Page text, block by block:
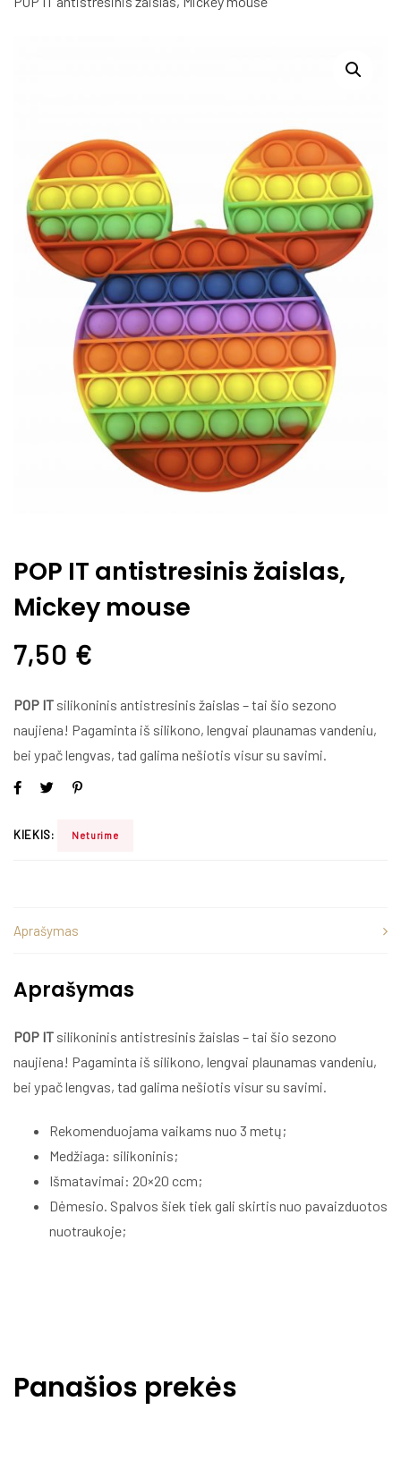
POP IT antistresinis žaislas,
Mickey mouse
7,50 €
POP IT silikoninis antistresinis žaislas – tai šio sezono
naujiena! Pagaminta iš silikono, lengvai plaunamas vandeniu,
bei ypač lengvas, tad galima nešiotis visur su savimi.
KIEKIS: Neturime
Aprašymas
Aprašymas
POP IT silikoninis antistresinis žaislas – tai šio sezono
naujiena! Pagaminta iš silikono, lengvai plaunamas vandeniu,
bei ypač lengvas, tad galima nešiotis visur su savimi.
Rekomenduojama vaikams nuo 3 metų;
Medžiaga: silikoninis;
Išmatavimai: 20×20 ccm;
Dėmesio. Spalvos šiek tiek gali skirtis nuo pavaizduotos
nuotraukoje;
Panašios prekės